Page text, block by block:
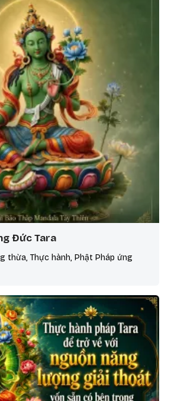
Đức Tara
thừa, Thực hành, Phật Pháp ứng